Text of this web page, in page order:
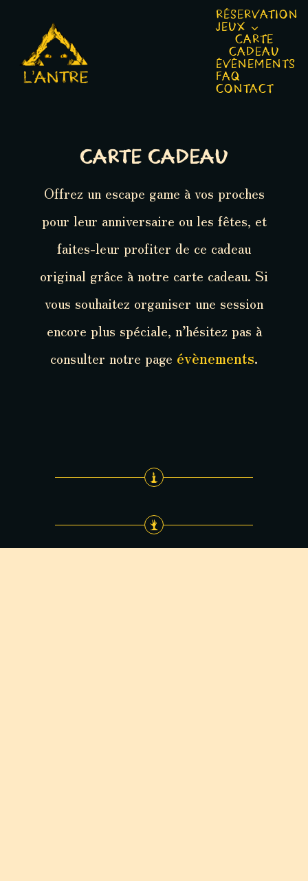
contenu
RÉSERVATION
JEUX
CARTE
CADEAU
ÉVÈNEMENTS
FAQ
CONTACT
CARTE CADEAU
Offrez un escape game à vos proches
pour leur anniversaire ou les fêtes, et
faites-leur profiter de ce cadeau
original grâce à notre carte cadeau. Si
vous souhaitez organiser une session
encore plus spéciale, n’hésitez pas à
consulter notre page évènements.